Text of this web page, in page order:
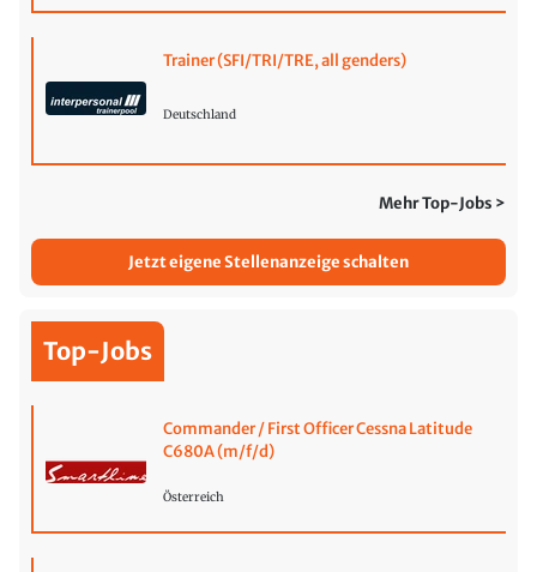
Trainer (SFI/TRI/TRE, all genders)
Deutschland
Mehr Top-Jobs >
Jetzt eigene Stellenanzeige schalten
Top-Jobs
Commander / First Officer Cessna Latitude
C680A (m/f/d)
Österreich